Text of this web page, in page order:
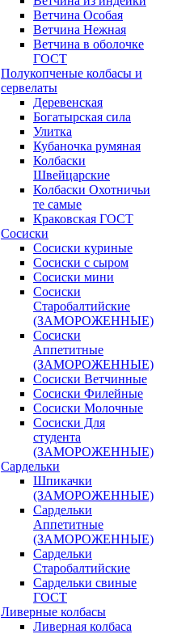
Ветчина Особая
Ветчина Нежная
Ветчина в оболочке
ГОСТ
Полукопченые колбасы и
сервелаты
Деревенская
Богатырская сила
Улитка
Кубаночка румяная
Колбаски
Швейцарские
Колбаски Охотничьи
те самые
Краковская ГОСТ
Сосиски
Сосиски куриные
Сосиски с сыром
Сосиски мини
Сосиски
Старобалтийские
(ЗАМОРОЖЕННЫЕ)
Сосиски
Аппетитные
(ЗАМОРОЖЕННЫЕ)
Сосиски Ветчинные
Сосиски Филейные
Сосиски Молочные
Сосиски Для
студента
(ЗАМОРОЖЕННЫЕ)
Сардельки
Шпикачки
(ЗАМОРОЖЕННЫЕ)
Сардельки
Аппетитные
(ЗАМОРОЖЕННЫЕ)
Сардельки
Старобалтийские
Сардельки свиные
ГОСТ
Ливерные колбасы
Ливерная колбаса